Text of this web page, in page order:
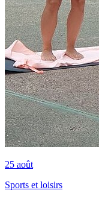
25 août
Sports et loisirs